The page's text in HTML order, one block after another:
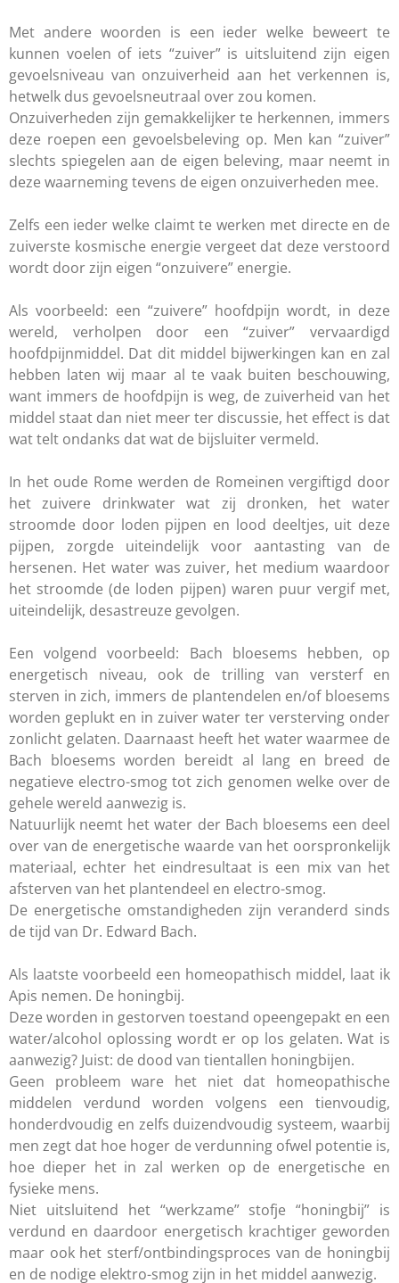
Met andere woorden is een ieder welke beweert te
kunnen voelen of iets “zuiver” is uitsluitend zijn eigen
gevoelsniveau van onzuiverheid aan het verkennen is,
hetwelk dus gevoelsneutraal over zou komen.
Onzuiverheden zijn gemakkelijker te herkennen, immers
deze roepen een gevoelsbeleving op. Men kan “zuiver”
slechts spiegelen aan de eigen beleving, maar neemt in
deze waarneming tevens de eigen onzuiverheden mee.
Zelfs een ieder welke claimt te werken met directe en de
zuiverste kosmische energie vergeet dat deze verstoord
wordt door zijn eigen “onzuivere” energie.
Als voorbeeld: een “zuivere” hoofdpijn wordt, in deze
wereld, verholpen door een “zuiver” vervaardigd
hoofdpijnmiddel. Dat dit middel bijwerkingen kan en zal
hebben laten wij maar al te vaak buiten beschouwing,
want immers de hoofdpijn is weg, de zuiverheid van het
middel staat dan niet meer ter discussie, het effect is dat
wat telt ondanks dat wat de bijsluiter vermeld.
In het oude Rome werden de Romeinen vergiftigd door
het zuivere drinkwater wat zij dronken, het water
stroomde door loden pijpen en lood deeltjes, uit deze
pijpen, zorgde uiteindelijk voor aantasting van de
hersenen. Het water was zuiver, het medium waardoor
het stroomde (de loden pijpen) waren puur vergif met,
uiteindelijk, desastreuze gevolgen.
Een volgend voorbeeld: Bach bloesems hebben, op
energetisch niveau, ook de trilling van versterf en
sterven in zich, immers de plantendelen en/of bloesems
worden geplukt en in zuiver water ter versterving onder
zonlicht gelaten. Daarnaast heeft het water waarmee de
Bach bloesems worden bereidt al lang en breed de
negatieve electro-smog tot zich genomen welke over de
gehele wereld aanwezig is.
Natuurlijk neemt het water der Bach bloesems een deel
over van de energetische waarde van het oorspronkelijk
materiaal, echter het eindresultaat is een mix van het
afsterven van het plantendeel en electro-smog.
De energetische omstandigheden zijn veranderd sinds
de tijd van Dr. Edward Bach.
Als laatste voorbeeld een homeopathisch middel, laat ik
Apis nemen. De honingbij.
Deze worden in gestorven toestand opeengepakt en een
water/alcohol oplossing wordt er op los gelaten. Wat is
aanwezig? Juist: de dood van tientallen honingbijen.
Geen probleem ware het niet dat homeopathische
middelen verdund worden volgens een tienvoudig,
honderdvoudig en zelfs duizendvoudig systeem, waarbij
men zegt dat hoe hoger de verdunning ofwel potentie is,
hoe dieper het in zal werken op de energetische en
fysieke mens.
Niet uitsluitend het “werkzame” stofje “honingbij” is
verdund en daardoor energetisch krachtiger geworden
maar ook het sterf/ontbindingsproces van de honingbij
en de nodige elektro-smog zijn in het middel aanwezig.